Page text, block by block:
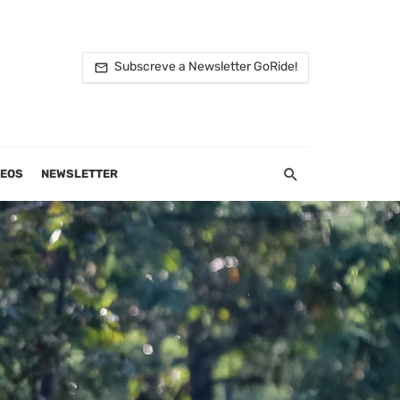
Subscreve a Newsletter GoRide!
NEWSLETTER